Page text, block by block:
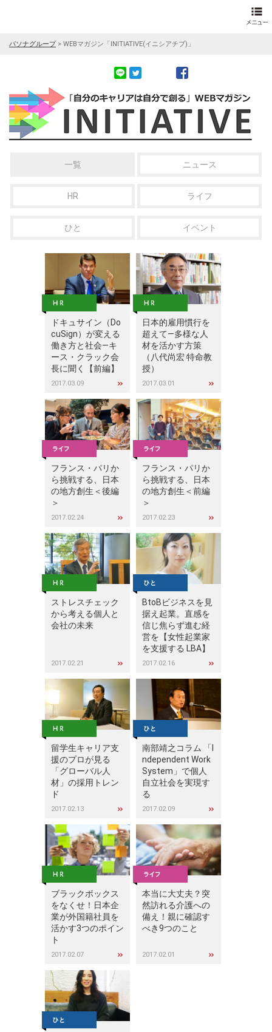
パソナグループ> WEBマガジン「INITIATIVE(イニシアチブ)」
一覧 ニュース
HR ライフ
ひと イベント
ドキュサイン（Do
cuSign）が変える
働き方と社会―キ
ース・クラック会
長に聞く【前編】
2017.03.09
日本的雇用慣行を
超えて―多様な人
材を活かす方策
（八代尚宏 特命教
授）
2017.03.01
フランス・パリか
ら挑戦する、日本
の地方創生＜後編
＞
2017.02.24
フランス・パリか
ら挑戦する、日本
の地方創生＜前編
＞
2017.02.23
ストレスチェック
から考える個人と
会社の未来
2017.02.21
BtoBビジネスを見
据え起業。直感を
信じ焦らず進む経
営を【女性起業家
を支援する LBA】
2017.02.16
留学生キャリア支
援のプロが見る
「グローバル人
材」の採用トレン
ド
2017.02.13
南部靖之コラム 「I
ndependent Work
System」で個人
自立社会を実現す
る
2017.02.09
ブラックボックス
をなくせ！日本企
業が外国籍社員を
活かす3つのポイン
ト
2017.02.07
本当に大丈夫？突
然訪れる介護への
備え！親に確認す
べき9つのこと
2017.02.01